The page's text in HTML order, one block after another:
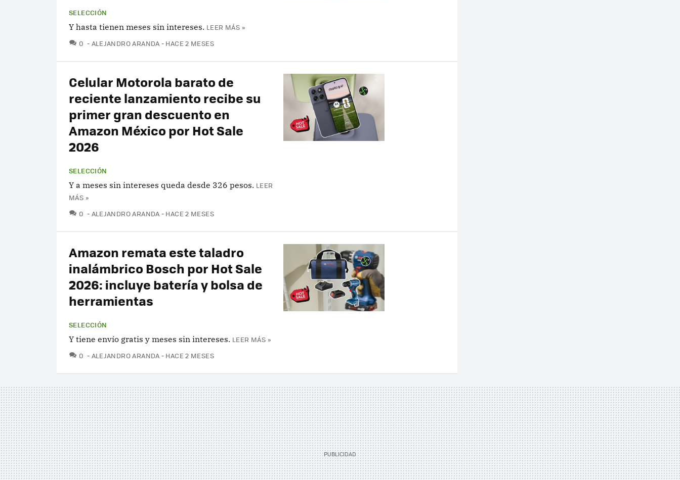
SELECCIÓN
Y hasta tienen meses sin intereses. LEER MÁS »
0 COMENTARIOS
ALEJANDRO ARANDA HACE 2 MESES
Celular Motorola barato de
reciente lanzamiento recibe su
primer gran descuento en
Amazon México por Hot Sale
2026
SELECCIÓN
Y a meses sin intereses queda desde 326 pesos. LEER
MÁS »
0 COMENTARIOS
ALEJANDRO ARANDA HACE 2 MESES
Amazon remata este taladro
inalámbrico Bosch por Hot Sale
2026: incluye batería y bolsa de
herramientas
SELECCIÓN
Y tiene envío gratis y meses sin intereses. LEER MÁS »
0 COMENTARIOS
ALEJANDRO ARANDA HACE 2 MESES